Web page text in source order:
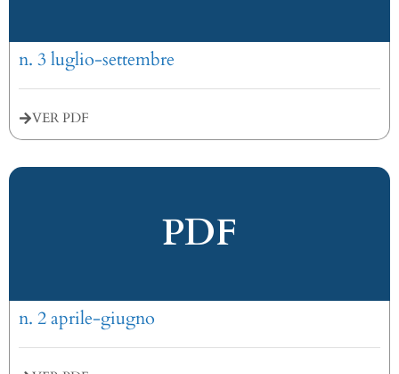
n. 3 luglio-settembre
VER PDF
PDF
n. 2 aprile-giugno